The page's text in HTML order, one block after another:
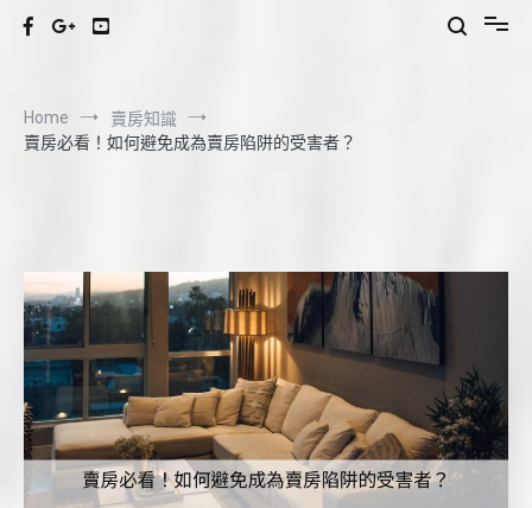
Home
賣房知識
賣房必看！如何避免成為賣房陷阱的受害者？